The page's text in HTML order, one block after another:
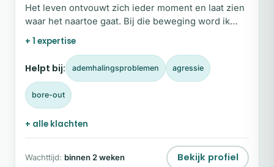
Het leven ontvouwt zich ieder moment en laat zien
waar het naartoe gaat. Bij die beweging word ik
nieuwsgierig en gaat mijn hart open.
+ 1 expertise
Helpt bij: ademhalingsproblemen agressie
bore-out
+ alle klachten
Wachttijd: binnen 2 weken Bekijk profiel